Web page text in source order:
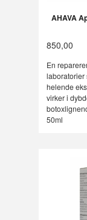
AHAVA
850,00
En
laboratorier
helende
virker i
50ml